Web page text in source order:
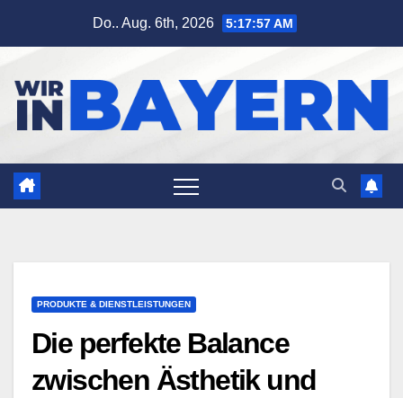
Do.. Aug. 6th, 2026 5:17:58 AM
PRODUKTE & DIENSTLEISTUNGEN
Die perfekte Balance
zwischen Ästhetik und